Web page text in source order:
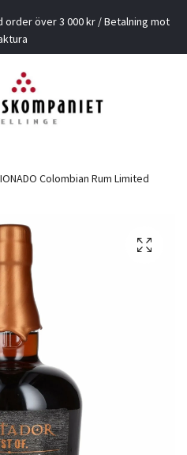
över 3 000 kr / Betalning mot
Colombian Rum Limited